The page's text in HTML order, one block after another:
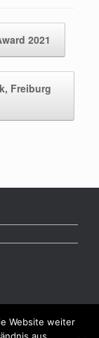
2021
Freiburg
Website weiter